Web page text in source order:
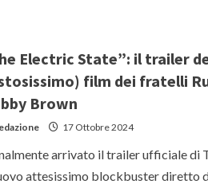
due
nuove
pellicole
Electric State”: il trailer
film dei fratelli
Brown
17 Ottobre 2024
arrivato il trailer ufficiale di
attesissimo blockbuster diretto